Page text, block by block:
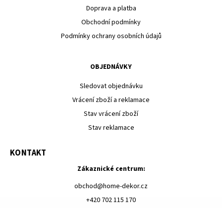
Doprava a platba
Obchodní podmínky
Podmínky ochrany osobních údajů
OBJEDNÁVKY
Sledovat objednávku
Vrácení zboží a reklamace
Stav vrácení zboží
Stav reklamace
KONTAKT
Zákaznické centrum:
obchod@home-dekor.cz
+420 702 115 170